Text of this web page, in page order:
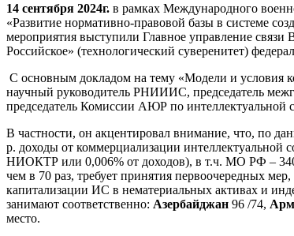
14 сентября 2024г. в рамках Международного
«Развитие нормативно-правовой базы в системе
мероприятия выступили Главное управление
Российское» (технологический суверенитет)
С основным докладом на тему «Модели и условия
научный руководитель РНИИИС, председатель
председатель Комиссии АЮР по интеллектуальной
В частности, он акцентировал внимание, что, по
р. доходы от коммерциализации интеллектуальной
НИОКТР или 0,006% от доходов), в т.ч. МО РФ –
чем в 70 раз, требует принятия первоочередных
капитализации ИС в нематериальных активах и
занимают соответственно: Азербайджан 96 /74,
место.